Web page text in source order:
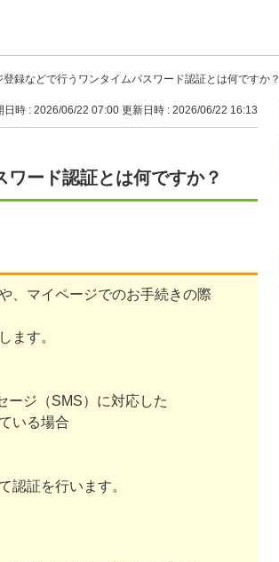
登録などで行うワンタイムパスワード認証とは何ですか？
日時 : 2026/06/22 07:00 更新日時 : 2026/06/22 16:13
ード認証とは何ですか？
、マイページでのお手続きの際
ます。
ジ（SMS）に対応した
いる場合
認証を行います。